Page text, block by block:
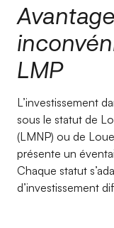
LMP
L’investissement
sous le statut de
(LMNP) ou de
présente un
Chaque statut
d’investissement